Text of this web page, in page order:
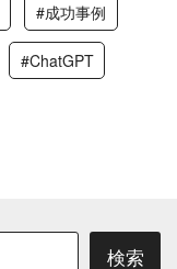
#成功事例
#ChatGPT